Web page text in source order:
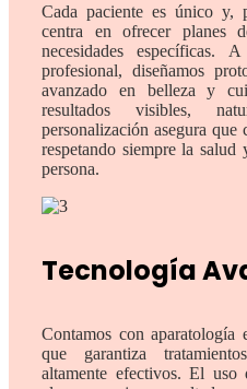
Cada paciente es único y,
centra en ofrecer planes
necesidades específicas.
profesional, diseñamos
avanzado en belleza y
resultados visibles,
personalización asegura que
respetando siempre la salud
persona.
Tecnología
Contamos con aparatología
que garantiza
altamente efectivos. El uso